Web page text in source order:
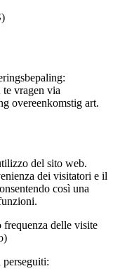
te vragen via
overeenkomstig art.
del sito web.
dei visitatori e il
così una
frequenza delle visite